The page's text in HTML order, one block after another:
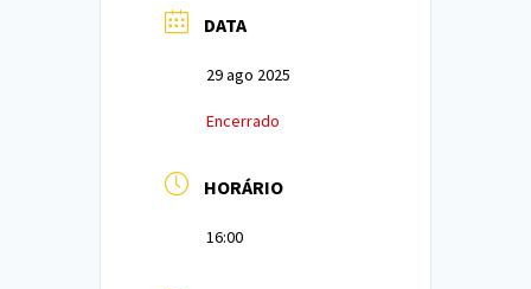
DATA
29 ago 2025
Encerrado
HORÁRIO
16:00